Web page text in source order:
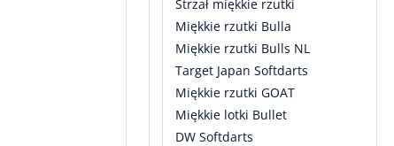
Strzał miękkie rzutki
Miękkie rzutki Bulla
Miękkie rzutki Bulls NL
Target Japan Softdarts
Miękkie rzutki GOAT
Miękkie lotki Bullet
DW Softdarts